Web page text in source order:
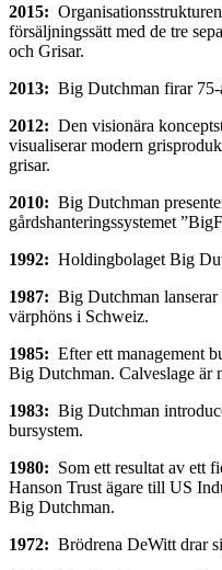
2015:
försäljningssätt med de tre
och Grisar.
2013: Big Dutchman firar 75-
2012: Den visionära
visualiserar modern
grisar.
2010: Big Dutchman
gårdshanteringssystemet
1992: Holdingbolaget Big
1987: Big Dutchman
värphöns i Schweiz.
1985: Efter ett management
Big Dutchman. Calveslage är
1983: Big Dutchman
bursystem.
1980: Som ett resultat av ett
Hanson Trust ägare till US
Big Dutchman.
1972: Brödrena DeWitt drar